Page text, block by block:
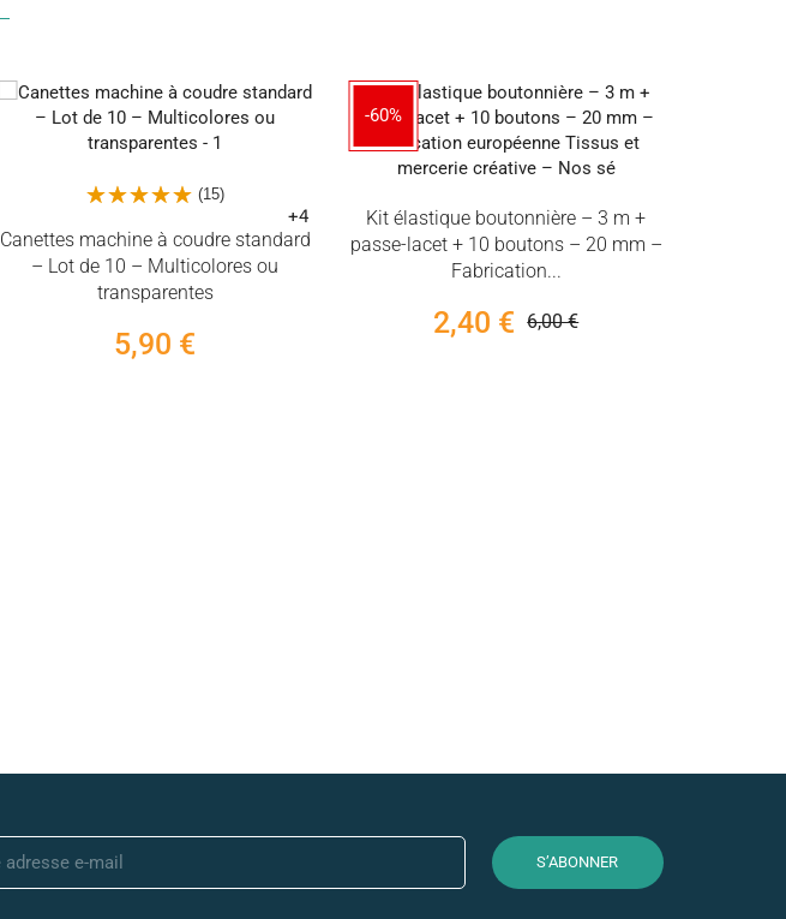
+4
(15)
Canettes machine à coudre standard
– Lot de 10 – Multicolores ou
transparentes
5,90 €
-60%
Kit élastique boutonnière – 3 m +
passe-lacet + 10 boutons – 20 mm –
Fabrication...
2,40 € 6,00 €
S’ABONNER